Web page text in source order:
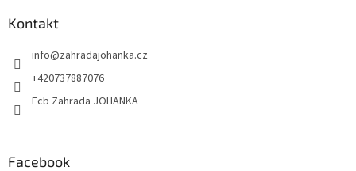
Kontakt
info@zahradajohanka.cz
+420737887076
Fcb Zahrada JOHANKA
Facebook